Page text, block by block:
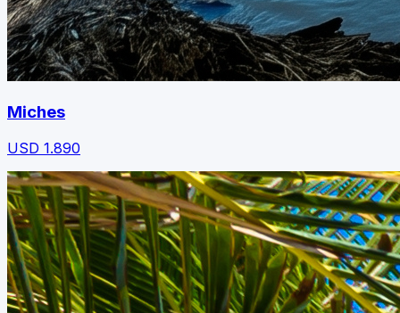
Miches
USD 1.890